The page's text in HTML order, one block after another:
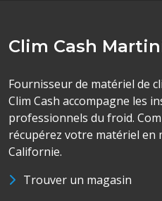
Clim Cash
Fournisseur de matériel de
Clim Cash accompagne les
professionnels du froid.
récupérez votre matériel en
Californie.
Trouver un magasin